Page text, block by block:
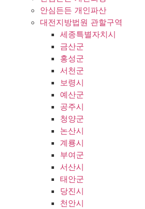
안심든든 개인파산
대전지방법원 관할구역
세종특별자치시
금산군
홍성군
서천군
보령시
예산군
공주시
청양군
논산시
계룡시
부여군
서산시
태안군
당진시
천안시